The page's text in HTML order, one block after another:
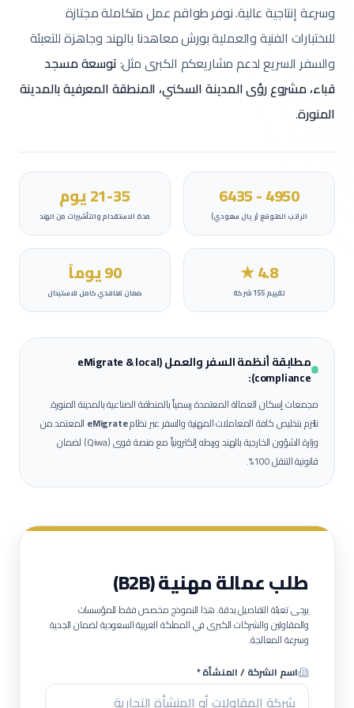
وسرعة إنتاجية عالية.نوفر طواقم عمل متكاملة مجتازة
للاختبارات الفنية والعملية بورش معاهدنا بالهند وجاهزة للتعبئة
والسفر السريع لدعم مشاريعكم الكبرى مثل:توسعة مسجد
قباء، مشروع رؤى المدينة السكني، المنطقة المعرفية بالمدينة
المنورة.
4950
-
6435
الراتب المتوقع (ريال سعودي)
21-35 يوم
مدة الاستقدام والتأشيرات من الهند
4.8
★
تقييم155شركة
90 يوماً
ضمان تعاقدي كامل للاستبدال
مطابقة أنظمة السفر والعمل (eMigrate & local
compliance):
مجمعات إسكان العمالة المعتمدة رسمياً بالمنطقة الصناعية بالمدينة المنورة.
نلتزم بتخليص كافة المعاملات المهنية والسفر عبر نظامeMigrate المعتمد من
وزارة الشؤون الخارجية بالهند وربطه إلكترونياً معمنصة قوى (Qiwa)
لضمان
قانونية التنقل 100%.
طلب عمالة مهنية (B2B)
يرجى تعبئة التفاصيل بدقة. هذا النموذج مخصص فقط للمؤسسات
والمقاولين والشركات الكبرى في المملكة العربية السعودية لضمان الجدية
وسرعة المعالجة.
اسم الشركة / المنشأة *